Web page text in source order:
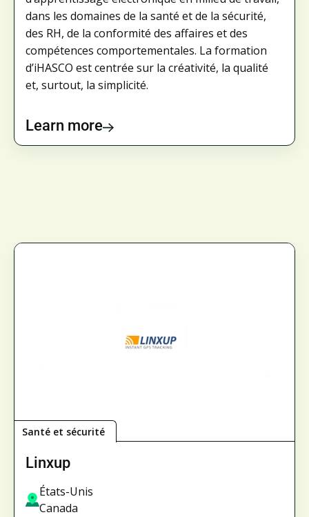
dans les domaines de la santé et de la sécurité,
des RH, de la conformité des affaires et des
compétences comportementales. La formation
d’iHASCO est centrée sur la créativité, la qualité
et, surtout, la simplicité.
Learn more
Santé et sécurité
Linxup
États-Unis
Canada